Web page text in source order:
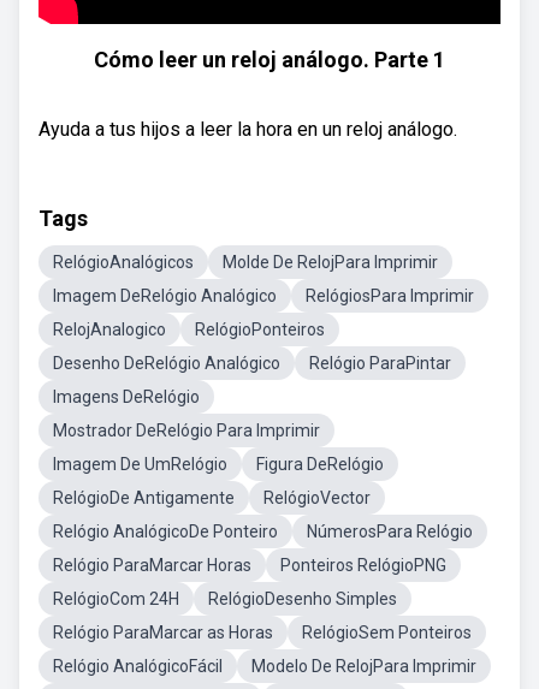
Cómo leer un reloj análogo. Parte 1
Ayuda a tus hijos a leer la hora en un reloj análogo.
Tags
RelógioAnalógicos
Molde De RelojPara Imprimir
Imagem DeRelógio Analógico
RelógiosPara Imprimir
RelojAnalogico
RelógioPonteiros
Desenho DeRelógio Analógico
Relógio ParaPintar
Imagens DeRelógio
Mostrador DeRelógio Para Imprimir
Imagem De UmRelógio
Figura DeRelógio
RelógioDe Antigamente
RelógioVector
Relógio AnalógicoDe Ponteiro
NúmerosPara Relógio
Relógio ParaMarcar Horas
Ponteiros RelógioPNG
RelógioCom 24H
RelógioDesenho Simples
Relógio ParaMarcar as Horas
RelógioSem Ponteiros
Relógio AnalógicoFácil
Modelo De RelojPara Imprimir